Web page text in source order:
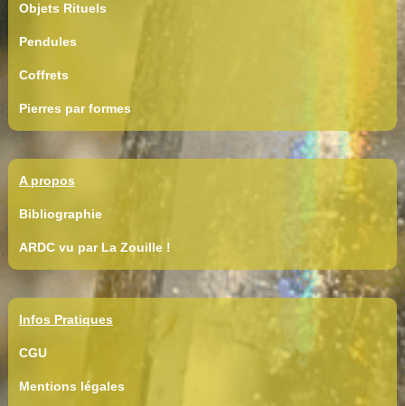
Objets Rituels
Pendules
Coffrets
Pierres par formes
A propos
Bibliographie
ARDC vu par La Zouille !
Infos Pratiques
CGU
Mentions légales